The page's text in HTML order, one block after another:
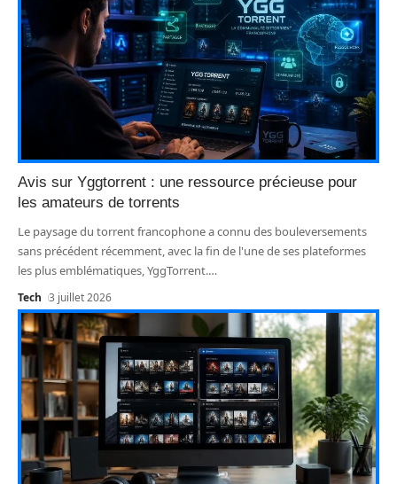
Avis sur Yggtorrent : une ressource précieuse pour
les amateurs de torrents
Le paysage du torrent francophone a connu des bouleversements
sans précédent récemment, avec la fin de l'une de ses plateformes
les plus emblématiques, YggTorrent.…
Tech 3 juillet 2026